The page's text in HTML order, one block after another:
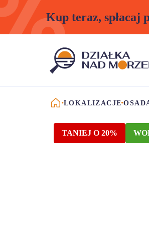
Kup teraz, spłacaj
STRONA GŁÓWNA
LOKALIZACJE
TANIEJ O 20%